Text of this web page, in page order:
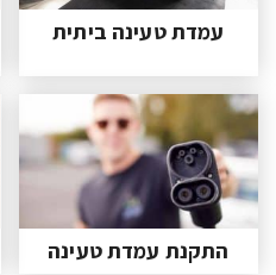
עמדת טעינה ביתית
התקנת עמדת טעינה